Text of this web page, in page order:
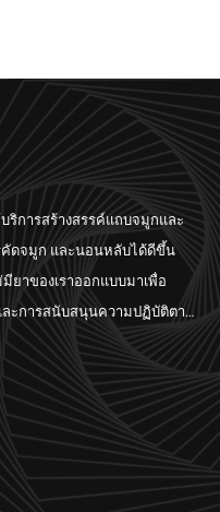
การสร้างสรรค์แถบจมูกและ
คัดจมูก และนอนหลับได้ดีขึ้น
ยาของเราออกแบบมาเพื่อ
ะการสนับสนุนความปฏิบัติตาม